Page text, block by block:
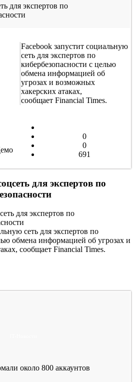
для экспертов по
Facebook запустит социальную
сеть для экспертов по
кибербезопасности с целью
обмена информацией об
угрозах и возможных
хакерских атаках,
сообщает Financial Times.
0
0
691
для экспертов по
сеть для экспертов по
обмена информацией об угрозах и
сообщает Financial Times.
около 800 аккаунтов